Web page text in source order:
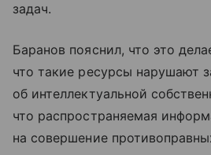
задач.
Баранов пояснил, что это
что такие ресурсы нарушают
об интеллектуальной
что распространяемая
на совершение